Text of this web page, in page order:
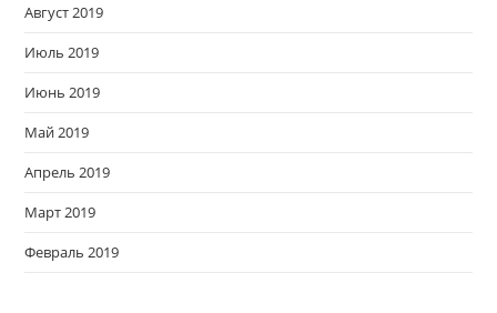
Август 2019
Июль 2019
Июнь 2019
Май 2019
Апрель 2019
Март 2019
Февраль 2019